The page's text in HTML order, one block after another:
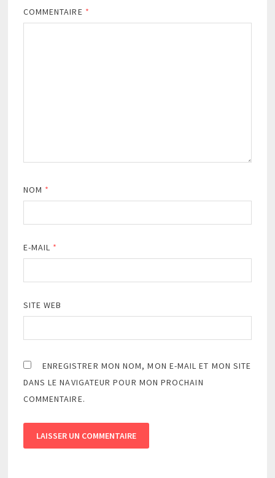
COMMENTAIRE *
NOM *
E-MAIL *
SITE WEB
ENREGISTRER MON NOM, MON E-MAIL ET MON SITE
DANS LE NAVIGATEUR POUR MON PROCHAIN
COMMENTAIRE.